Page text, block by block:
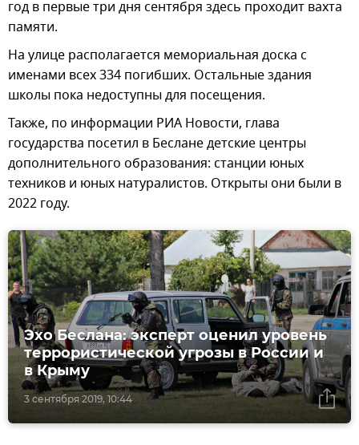
год в первые три дня сентября здесь проходит вахта
памяти.
На улице располагается мемориальная доска с
именами всех 334 погибших. Остальные здания
школы пока недоступны для посещения.
Также, по информации РИА Новости, глава
государства посетил в Беслане детские центры
дополнительного образования: станции юных
техников и юных натуралистов. Открыты они были в
2022 году.
3 сентября 2019, 10:44
Эхо Беслана: эксперт оценил уровень
террористической угрозы в России и
в Крыму